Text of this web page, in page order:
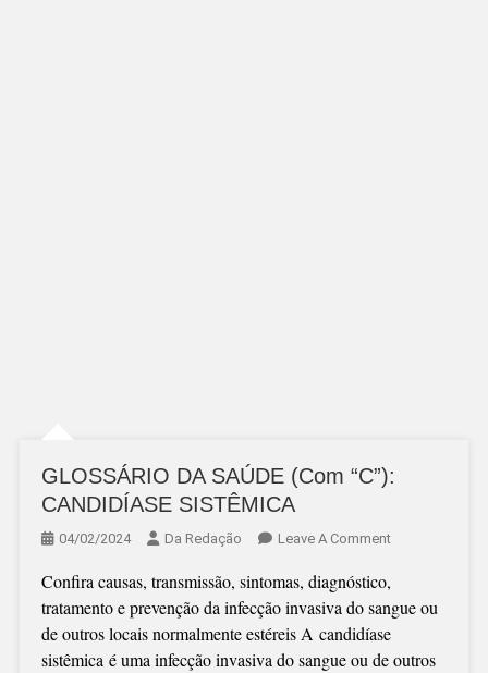
GLOSSÁRIO DA SAÚDE (Com “C”):
CANDIDÍASE SISTÊMICA
04/02/2024 Da Redação Leave A CommentOn
DA
SAÚDE
(Com
“C”):
Confira causas, transmissão, sintomas, diagnóstico,
tratamento e prevenção da infecção invasiva do sangue ou
de outros locais normalmente estéreis A candidíase
sistêmica é uma infecção invasiva do sangue ou de outros